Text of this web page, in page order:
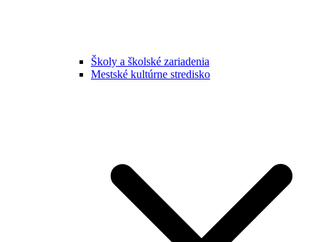
Školy a školské zariadenia
Mestské kultúrne stredisko